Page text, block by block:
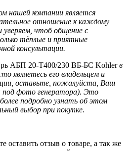
нашей компании является
отношение к каждому
уверяем, чтоб общение с
тёплые и приятные
консультации.
АБП 20-Т400/230 ВБ-БС Kohlerв
являетесь его владельцем и
оставьте, пожалуйста, Ваш
под фото генератора). Это
подробно узнать об этом
выбор при покупке.
оставить отзыв о товаре, а так же